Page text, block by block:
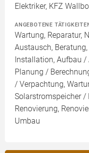
Elektriker, KFZ
ANGEBOTENE
Wartung, Reparatur,
Austausch,
Installation, Aufbau
Planung /
/ Verpachtung,
Solarstromspeicher /
Renovierung,
Umbau